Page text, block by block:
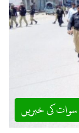
سوات کی خبریں